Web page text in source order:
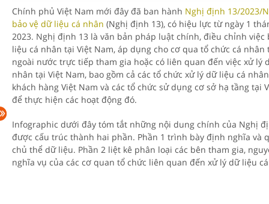
Chính phủ Việt Nam mới đây đã ban hành Nghị định 13/2023/
bảo vệ dữ liệu cá nhân (Nghị định 13), có hiệu lực từ ngày 1
2023. Nghị định 13 là văn bản pháp luật chính, điều chỉnh việc
liệu cá nhân tại Việt Nam, áp dụng cho cơ qua tổ chức cá nhân
ngoài nước trực tiếp tham gia hoặc có liên quan đến việc xử lý
nhân tại Việt Nam, bao gồm cả các tổ chức xử lý dữ liệu cá
khách hàng Việt Nam và các tổ chức sử dụng cơ sở hạ tầng tại
để thực hiện các hoạt động đó.
Infographic dưới đây tóm tắt những nội dung chính của Nghị
được cấu trúc thành hai phần. Phần 1 trình bày định nghĩa và
chủ thể dữ liệu. Phần 2 liệt kê phân loại các bên tham gia,
nghĩa vụ của các cơ quan tổ chức liên quan đến xử lý dữ liệu